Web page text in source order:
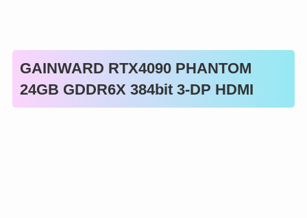
GAINWARD RTX4090 PHANTOM
24GB GDDR6X 384bit 3-DP HDMI